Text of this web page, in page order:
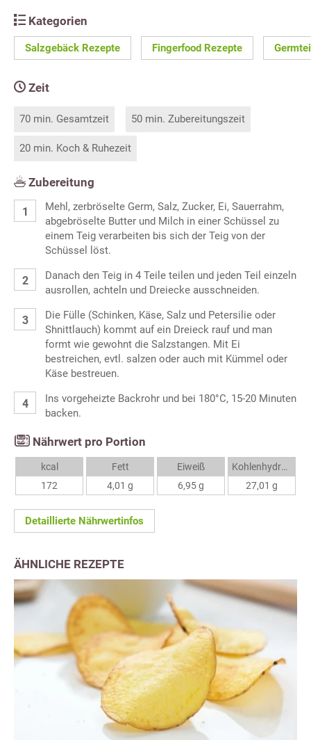
Kategorien
Salzgebäck Rezepte Fingerfood Rezepte
Zeit
70 min. Gesamtzeit 50 min. Zubereitungszeit
20 min. Koch & Ruhezeit
Zubereitung
Mehl, zerbröselte Germ, Salz, Zucker, Ei, Sauerrahm,
abgebröselte Butter und Milch in einer Schüssel zu
einem Teig verarbeiten bis sich der Teig von der
Schüssel löst.
Danach den Teig in 4 Teile teilen und jeden Teil einzeln
ausrollen, achteln und Dreiecke ausschneiden.
Die Fülle (Schinken, Käse, Salz und Petersilie oder
Shnittlauch) kommt auf ein Dreieck rauf und man
formt wie gewohnt die Salzstangen. Mit Ei
bestreichen, evtl. salzen oder auch mit Kümmel oder
Käse bestreuen.
Ins vorgeheizte Backrohr und bei 180°C, 15-20 Minuten
backen.
Nährwert pro Portion
kcal
172
Fett
4,01 g
Eiweiß
6,95 g
Kohlenhydrate
27,01 g
Detaillierte Nährwertinfos
ÄHNLICHE REZEPTE